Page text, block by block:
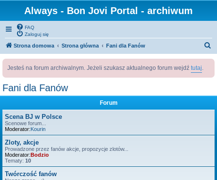
Always - Bon Jovi Portal - archiwum
FAQ
Zaloguj się
Strona domowa Strona główna Fani dla Fanów
Jesteś na forum archiwalnym. Jeżeli szukasz aktualnego forum wejdź tutaj.
Fani dla Fanów
Forum
Scena BJ w Polsce
Scenowe forum...
Moderator:Kourin
Zloty, akcje
Prowadzone przez fanów akcje, propozycje zlotów...
Moderator:Bodzio
Tematy: 10
Twórczość fanów